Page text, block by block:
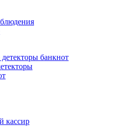
банкнот
кассир